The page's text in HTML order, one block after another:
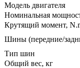
Модель двигателя
Номинальная
Крутящий момент,
Шины (передние/
Тип шин
Общий вес, кг